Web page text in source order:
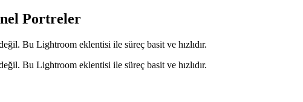
Portreler
Bu Lightroom eklentisi ile süreç basit ve hızlıdır.
Bu Lightroom eklentisi ile süreç basit ve hızlıdır.